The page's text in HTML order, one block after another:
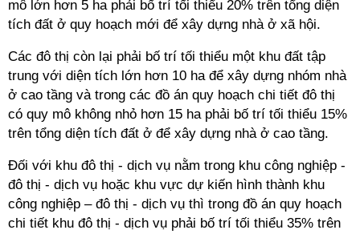
mô lớn hơn 5 ha phải bố trí tối thiểu 20% trên tổng diện
tích đất ở quy hoạch mới để xây dựng nhà ở xã hội.
Các đô thị còn lại phải bố trí tối thiểu một khu đất tập
trung với diện tích lớn hơn 10 ha để xây dựng nhóm nhà
ở cao tầng và trong các đồ án quy hoạch chi tiết đô thị
có quy mô không nhỏ hơn 15 ha phải bố trí tối thiểu 15%
trên tổng diện tích đất ở để xây dựng nhà ở cao tầng.
Đối với khu đô thị - dịch vụ nằm trong khu công nghiệp -
đô thị - dịch vụ hoặc khu vực dự kiến hình thành khu
công nghiệp – đô thị - dịch vụ thì trong đồ án quy hoạch
chi tiết khu đô thị - dịch vụ phải bố trí tối thiểu 35% trên